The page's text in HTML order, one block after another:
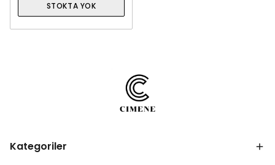
STOKTA YOK
Kategoriler